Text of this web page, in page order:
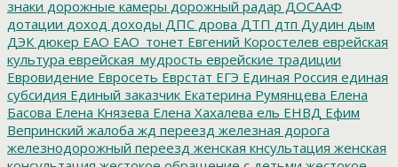
знаки дорожные камеры дорожный радар ДОСААФ
дотации доход доходы ДПС дрова ДТП дтп Дудин дым
ДЭК дюкер ЕАО ЕАО_тонет Евгений Коростелев еврейская
культура еврейская_мудрость еврейские традиции
Евровидение Евросеть Еврстат ЕГЭ Единая Россия единая
субсидия Единый заказчик Екатерина Румянцева Елена
Басова Елена Князева Елена Хахалева ель ЕНВД Ефим
Вепринский жалоба жд переезд железная дорога
железнодорожный переезд женская кнсультация женская